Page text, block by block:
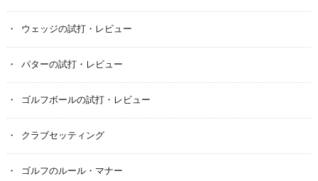
ウェッジの試打・レビュー
パターの試打・レビュー
ゴルフボールの試打・レビュー
クラブセッティング
ゴルフのルール・マナー